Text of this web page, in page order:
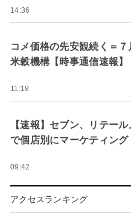
14:36
コメ価格の先安観続く＝
米穀機構【時事通信速報】
11:18
【速報】セブン、リテー
で個店別にマーケティング
09:42
アクセスランキング